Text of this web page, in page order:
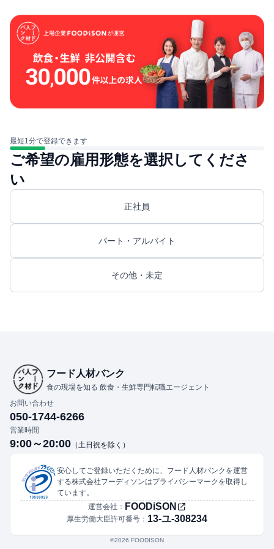
最短1分で登録できます
ご希望の雇用形態を選択してくださ
い
正社員
パート・アルバイト
その他・未定
フード人材バンク
食の現場を知る 飲食・生鮮専門転職エージェント
お問い合わせ
050-1744-6266
営業時間
9:00～20:00 （土日祝を除く）
安心してご登録いただくために、フード人材バンクを運営
する株式会社フーディソンはプライバシーマークを取得し
ています。
運営会社： FOODiSON
厚生労働大臣許可番号： 13-ユ-308234
©︎2026 FOODISON